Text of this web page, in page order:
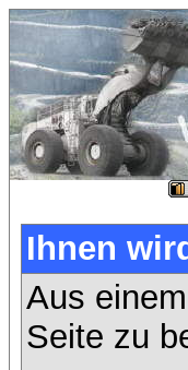
Ihnen
Aus
Seite zu